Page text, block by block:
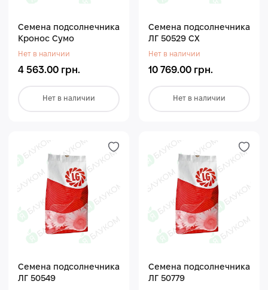
Семена подсолнечника
Кронос Сумо
Нет в наличии
4 563.00 грн.
Нет в наличии
Семена подсолнечника
ЛГ 50529 СХ
Нет в наличии
10 769.00 грн.
Нет в наличии
Семена подсолнечника
ЛГ 50549
Семена подсолнечника
ЛГ 50779